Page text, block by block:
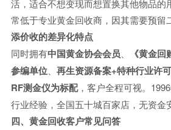
活，适合不想变现而想置换其他物品的
常低于专业黄金回收商，因其需要预留
添价收的差异化特点
同时拥有中国黄金协会会员
《黄金
参编单位、 再生资源备案+特种行业许可
RF测金仪为标配，客户全程可视。
行业经验，全国五十城百家店，无资金
四、黄金回收客户常见问答